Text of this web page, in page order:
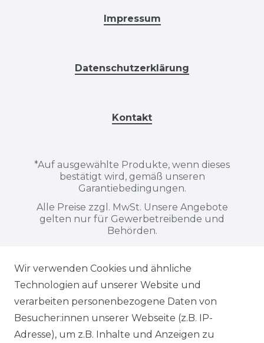
Impressum
Datenschutzerklärung
Kontakt
*Auf ausgewählte Produkte, wenn dieses
bestätigt wird, gemäß unseren
Garantiebedingungen.
Alle Preise zzgl. MwSt. Unsere Angebote
gelten nur für Gewerbetreibende und
Behörden.
Alle auf dieser Webseite dargestellten
Produkte, Abbildungen, Spezifikationen
und Beschreibungen dienen ausschließlich
der allgemeinen Information. Es wird
ausdrücklich darauf hingewiesen, dass
Wir verwenden Cookies und ähnliche
Technologien auf unserer Website und
verarbeiten personenbezogene Daten von
Besucher:innen unserer Webseite (z.B. IP-
Adresse), um z.B. Inhalte und Anzeigen zu